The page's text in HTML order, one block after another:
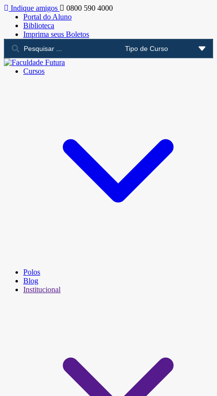
Indique amigos
0800 590 4000
Portal do Aluno
Biblioteca
Imprima seus Boletos
Cursos
Polos
Blog
Institucional